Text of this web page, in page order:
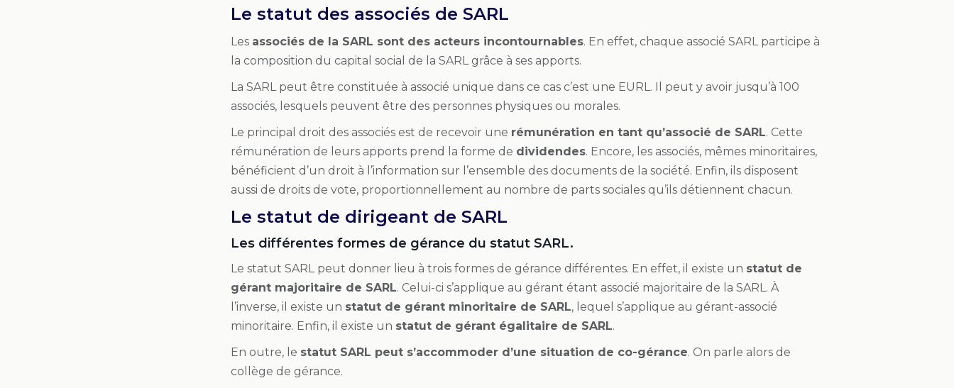
Le statut des associés de SARL
Les associés de la SARL sont des acteurs incontournables. En effet, chaque associé SARL participe à
la composition du capital social de la SARL grâce à ses apports.
La SARL peut être constituée à associé unique dans ce cas c’est une EURL. Il peut y avoir jusqu’à 100
associés, lesquels peuvent être des personnes physiques ou morales.
Le principal droit des associés est de recevoir une rémunération en tant qu’associé de SARL. Cette
rémunération de leurs apports prend la forme de dividendes. Encore, les associés, mêmes minoritaires,
bénéficient d’un droit à l’information sur l’ensemble des documents de la société. Enfin, ils disposent
aussi de droits de vote, proportionnellement au nombre de parts sociales qu’ils détiennent chacun.
Le statut de dirigeant de SARL
Les différentes formes de gérance du statut SARL.
Le statut SARL peut donner lieu à trois formes de gérance différentes. En effet, il existe un statut de
gérant majoritaire de SARL. Celui-ci s’applique au gérant étant associé majoritaire de la SARL. À
l’inverse, il existe un statut de gérant minoritaire de SARL, lequel s’applique au gérant-associé
minoritaire. Enfin, il existe un statut de gérant égalitaire de SARL.
En outre, le statut SARL peut s’accommoder d’une situation de co-gérance. On parle alors de
collège de gérance.